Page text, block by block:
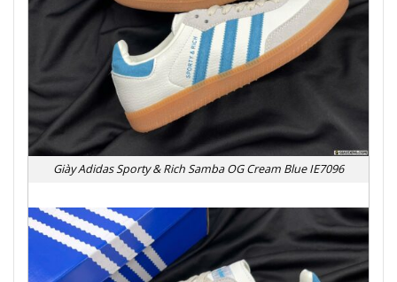
Giày Adidas Sporty & Rich Samba OG Cream Blue IE7096